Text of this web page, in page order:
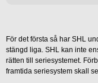
För det första så har SHL
stängd liga. SHL kan inte
rätten till seriesystemet.
framtida seriesystem skall